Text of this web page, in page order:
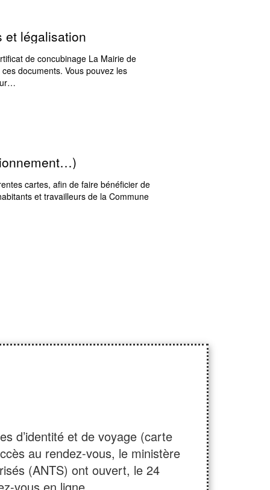
et légalisation
de concubinage La Mairie de
documents. Vous pouvez les
cartes, afin de faire bénéficier de
et travailleurs de la Commune
d’identité et de voyage (carte
au rendez-vous, le ministère
(ANTS) ont ouvert, le 24